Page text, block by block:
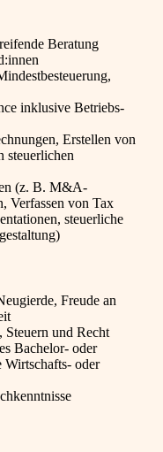
Beratung
inklusive Betriebs-
Erstellen von
steuerlichen
(z. B. M&A-
Verfassen von Tax
steuerliche
Freude an
Steuern und Recht
Bachelor- oder
Wirtschafts- oder